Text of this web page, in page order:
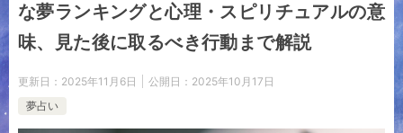
な夢ランキングと心理・スピリチュアルの意
味、見た後に取るべき行動まで解説
更新日： 2025年11月6日 公開日： 2025年10月17日
夢占い